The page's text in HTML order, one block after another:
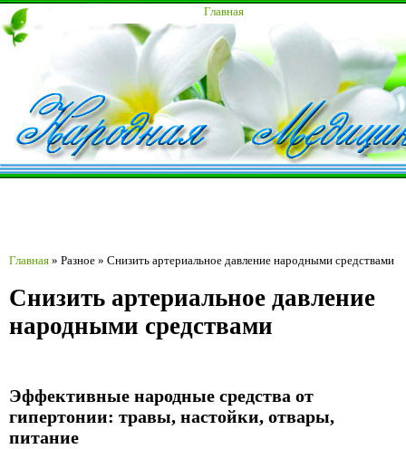
Главная
Главная » Разное » Снизить артериальное давление народными средствами
Снизить артериальное давление
народными средствами
Эффективные народные средства от
гипертонии: травы, настойки, отвары,
питание